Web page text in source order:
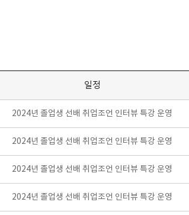
일정
2024년 졸업생 선배 취업조언 인터뷰 특강 운영
2024년 졸업생 선배 취업조언 인터뷰 특강 운영
2024년 졸업생 선배 취업조언 인터뷰 특강 운영
2024년 졸업생 선배 취업조언 인터뷰 특강 운영